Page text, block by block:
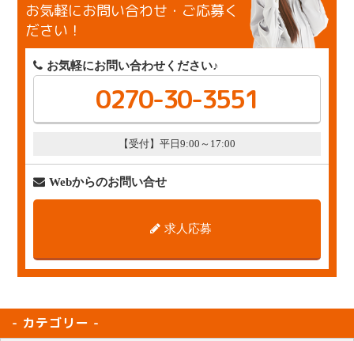
お気軽にお問い合わせ・ご応募く
ださい！
お気軽にお問い合わせください♪
0270-30-3551
【受付】平日9:00～17:00
Webからのお問い合せ
求人応募
カテゴリー